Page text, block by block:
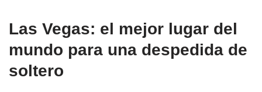
Las Vegas: el mejor lugar del
mundo para una despedida de
soltero